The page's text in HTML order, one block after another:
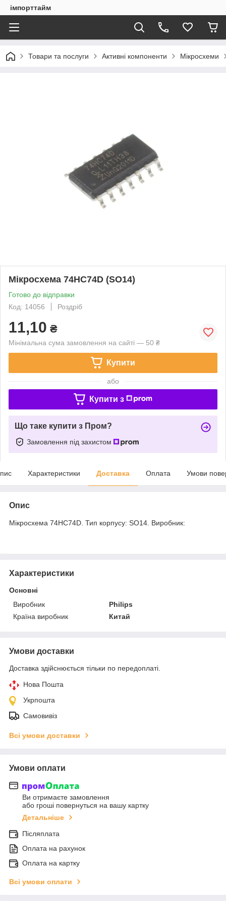
імпорттайм
Товари та послуги Активні компоненти Мікросхеми
Мікросхема 74HC74D (SO14)
Готово до відправки
Код: 14056
Роздріб
11,10 ₴
Мінімальна сума замовлення на сайті — 50 ₴
Купити
або
Купити з
Що таке купити з Пром?
Замовлення під захистом
Характеристики Доставка Оплата Умови
Опис
Мікросхема 74HC74D. Тип корпусу: SO14. Виробник:
Характеристики
Основні
Виробник
Philips
Країна виробник
Китай
Умови доставки
Доставка здійснюється тільки по передоплаті.
Нова Пошта
Укрпошта
Самовивіз
Всі умови доставки
Умови оплати
Ви отримаєте замовлення
або гроші повернуться на вашу картку
Детальніше
Післяплата
Оплата на рахунок
Оплата на картку
Всі умови оплати